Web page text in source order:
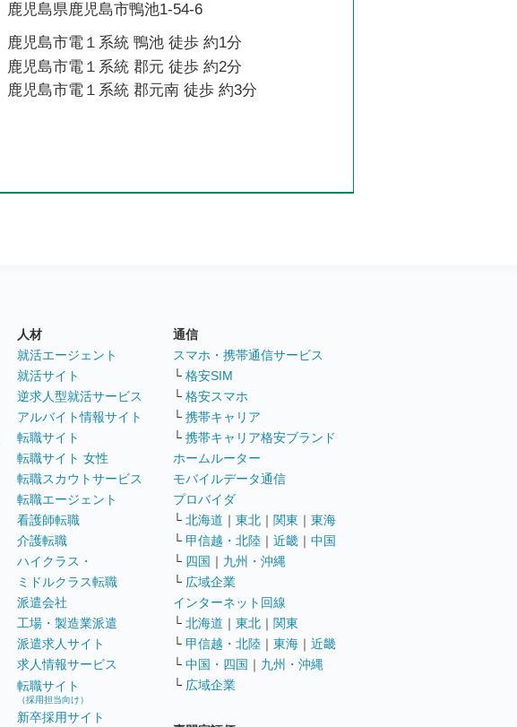
鹿児島県鹿児島市鴨池1-54-6
鹿児島市電１系統 鴨池 徒歩 約1分
鹿児島市電１系統 郡元 徒歩 約2分
鹿児島市電１系統 郡元南 徒歩 約3分
人材
就活エージェント
就活サイト
逆求人型就活サービス
アルバイト情報サイト
転職サイト
転職サイト 女性
転職スカウトサービス
転職エージェント
看護師転職
介護転職
ハイクラス・
ミドルクラス転職
派遣会社
工場・製造業派遣
派遣求人サイト
求人情報サービス
転職サイト
（採用担当向け）
新卒採用サイト
通信
スマホ・携帯通信サービス
└ 格安SIM
└ 格安スマホ
└ 携帯キャリア
└ 携帯キャリア格安ブランド
ホームルーター
モバイルデータ通信
プロバイダ
└ 北海道 ｜ 東北 ｜ 関東 ｜ 東海
└ 甲信越・北陸 ｜ 近畿 ｜ 中国
└ 四国 ｜ 九州・沖縄
└ 広域企業
インターネット回線
└ 北海道 ｜ 東北 ｜ 関東
└ 甲信越・北陸 ｜ 東海 ｜ 近畿
└ 中国・四国 ｜ 九州・沖縄
└ 広域企業